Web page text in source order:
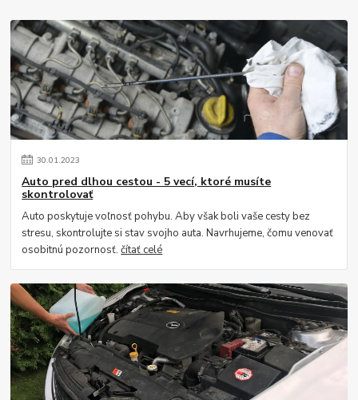
30.01.2023
Auto pred dlhou cestou - 5 vecí, ktoré musíte
skontrolovať
Auto poskytuje voľnosť pohybu. Aby však boli vaše cesty bez
stresu, skontrolujte si stav svojho auta. Navrhujeme, čomu venovať
osobitnú pozornosť.čítať celé